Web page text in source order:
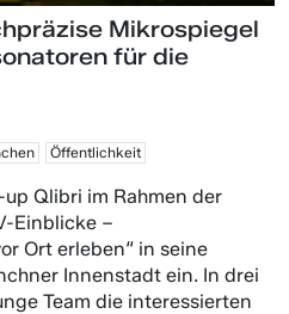
Mikrospiegel
für die
Öffentlichkeit
Qlibri im Rahmen der
Einblicke –
Ort erleben“ in seine
Innenstadt ein. In drei
Team die interessierten